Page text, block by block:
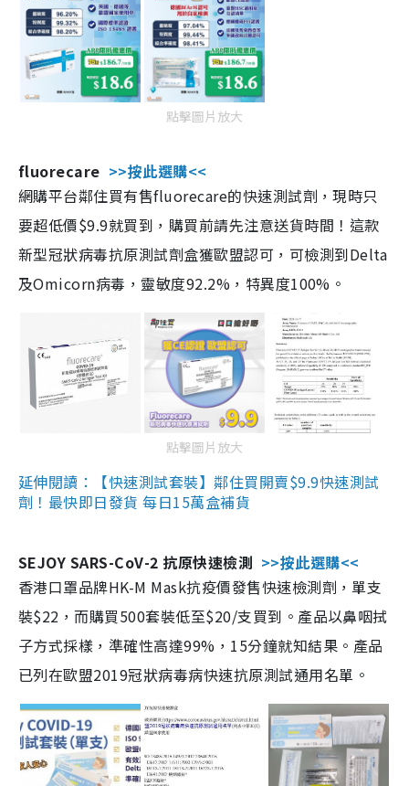
點擊圖片放大
fluorecare >>按此選購<<
網購平台鄰住買有售fluorecare的快速測試劑，現時只
要超低價$9.9就買到，購買前請先注意送貨時間！這款
新型冠狀病毒抗原測試劑盒獲歐盟認可，可檢測到Delta
及Omicorn病毒，靈敏度92.2%，特異度100%。
點擊圖片放大
延伸閱讀：【快速測試套裝】鄰住買開賣$9.9快速測試
劑！最快即日發貨 每日15萬盒補貨
SEJOY SARS-CoV-2 抗原快速檢測 >>按此選購<<
香港口罩品牌HK-M Mask抗疫價發售快速檢測劑，單支
裝$22，而購買500套裝低至$20/支買到。產品以鼻咽拭
子方式採樣，準確性高達99%，15分鐘就知結果。產品
已列在歐盟2019冠狀病毒病快速抗原測試通用名單。